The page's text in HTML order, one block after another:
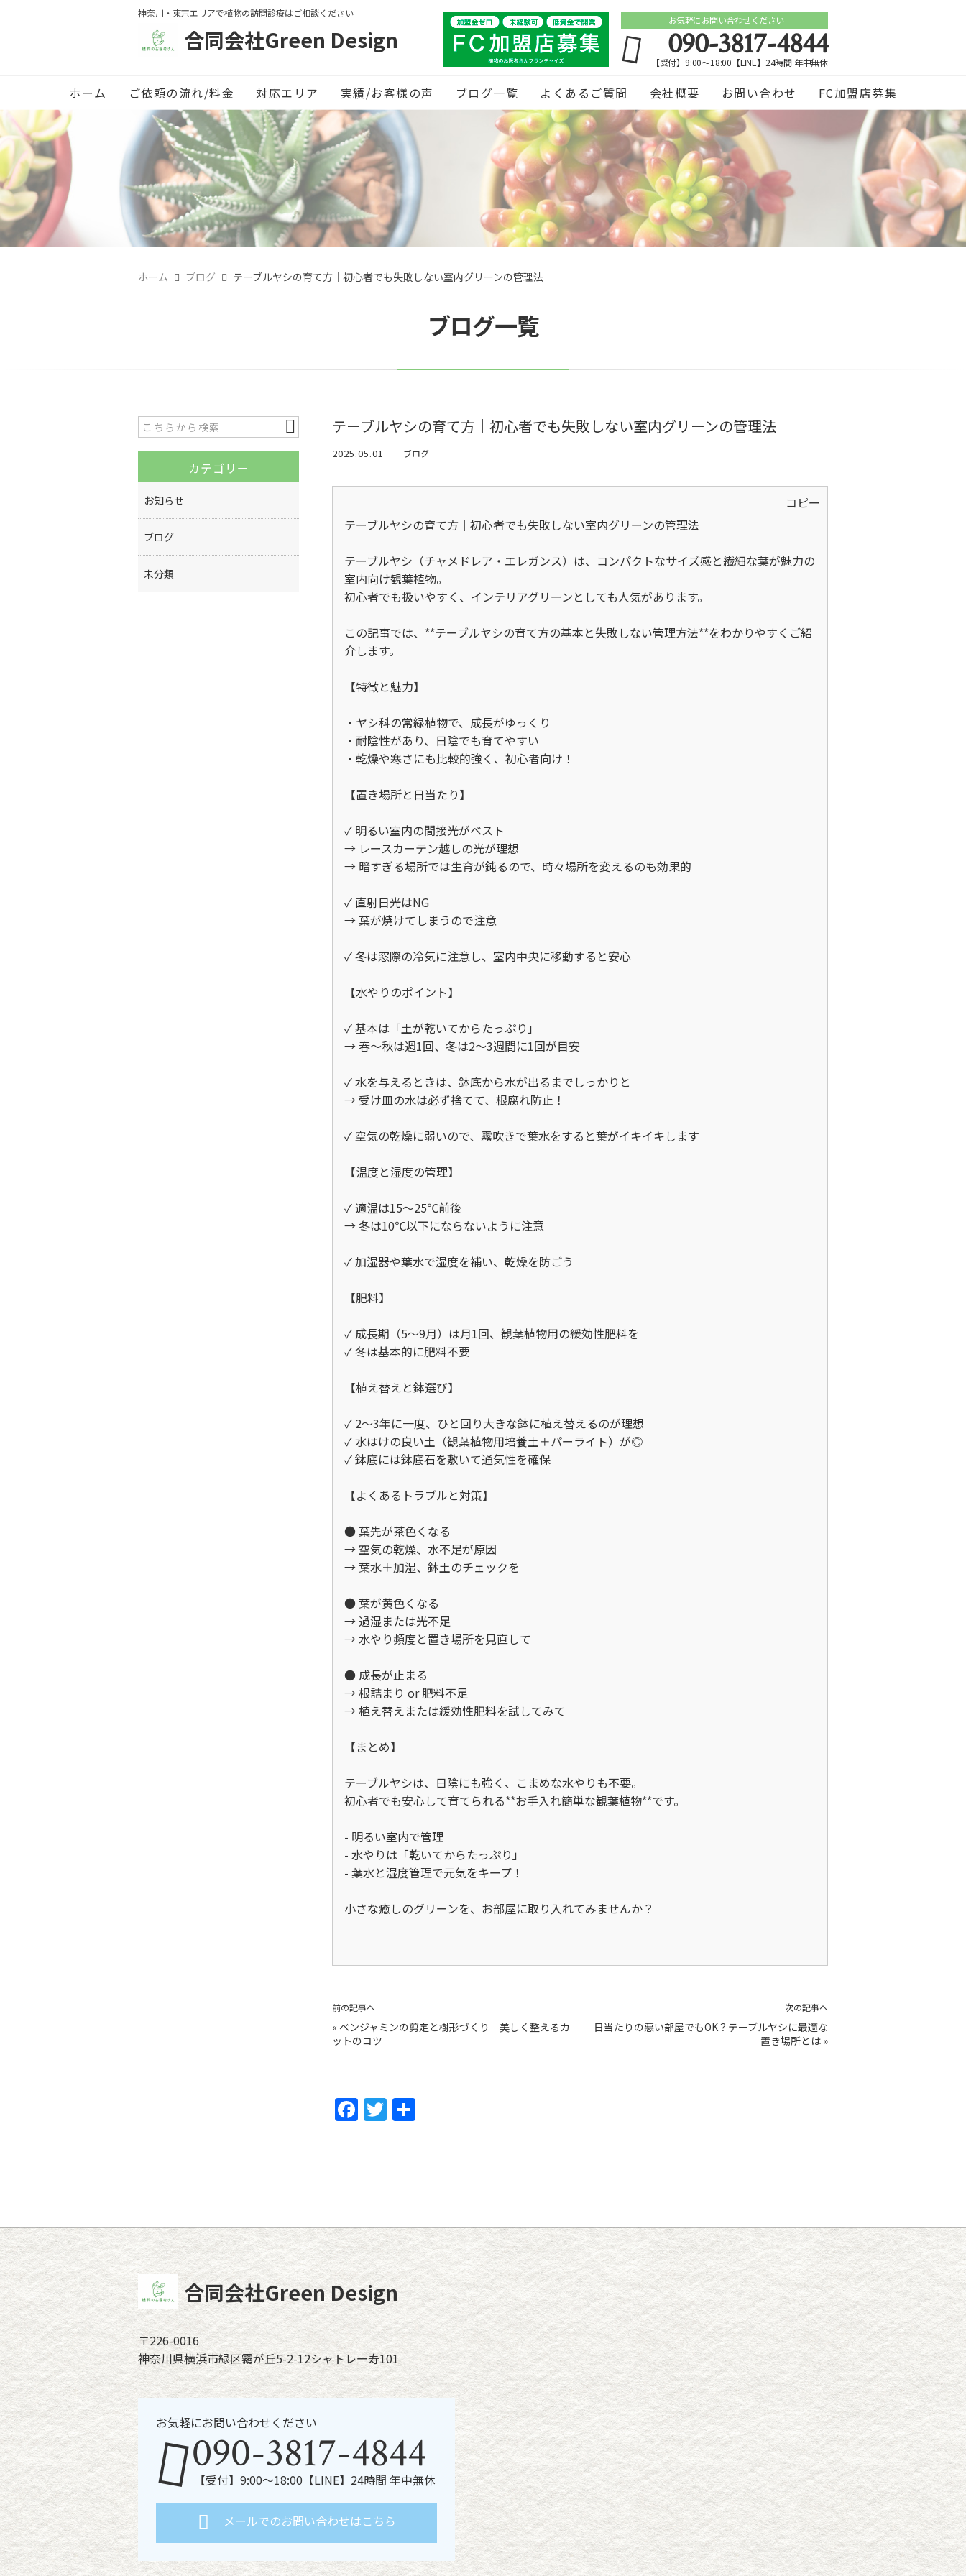
神奈川・東京エリアで植物の訪問診療はご相談ください
合同会社Green Design
お気軽にお問い合わせください
090-3817-4844
【受付】9:00～18:00【LINE】24時間 年中無休
ホーム ご依頼の流れ/料金 対応エリア 実績/お客様の声 ブログ一覧 よくあるご質問 会社概要 お問い合わせ FC加盟店募集
ホーム ブログ テーブルヤシの育て方｜初心者でも失敗しない室内グリーンの管理法
ブログ一覧
テーブルヤシの育て方｜初心者でも失敗しない室内グリーンの管理法
2025.05.01 ブログ
コピー
テーブルヤシの育て方｜初心者でも失敗しない室内グリーンの管理法
テーブルヤシ（チャメドレア・エレガンス）は、コンパクトなサイズ感と繊細な葉が魅力の
室内向け観葉植物。
初心者でも扱いやすく、インテリアグリーンとしても人気があります。
この記事では、**テーブルヤシの育て方の基本と失敗しない管理方法**をわかりやすくご紹
介します。
【特徴と魅力】
・ヤシ科の常緑植物で、成長がゆっくり
・耐陰性があり、日陰でも育てやすい
・乾燥や寒さにも比較的強く、初心者向け！
【置き場所と日当たり】
✓ 明るい室内の間接光がベスト
→ レースカーテン越しの光が理想
→ 暗すぎる場所では生育が鈍るので、時々場所を変えるのも効果的
✓ 直射日光はNG
→ 葉が焼けてしまうので注意
✓ 冬は窓際の冷気に注意し、室内中央に移動すると安心
【水やりのポイント】
✓ 基本は「土が乾いてからたっぷり」
→ 春〜秋は週1回、冬は2〜3週間に1回が目安
✓ 水を与えるときは、鉢底から水が出るまでしっかりと
→ 受け皿の水は必ず捨てて、根腐れ防止！
✓ 空気の乾燥に弱いので、霧吹きで葉水をすると葉がイキイキします
【温度と湿度の管理】
✓ 適温は15〜25℃前後
→ 冬は10℃以下にならないように注意
✓ 加湿器や葉水で湿度を補い、乾燥を防ごう
【肥料】
✓ 成長期（5〜9月）は月1回、観葉植物用の緩効性肥料を
✓ 冬は基本的に肥料不要
【植え替えと鉢選び】
✓ 2〜3年に一度、ひと回り大きな鉢に植え替えるのが理想
✓ 水はけの良い土（観葉植物用培養土＋パーライト）が◎
✓ 鉢底には鉢底石を敷いて通気性を確保
【よくあるトラブルと対策】
● 葉先が茶色くなる
→ 空気の乾燥、水不足が原因
→ 葉水＋加湿、鉢土のチェックを
● 葉が黄色くなる
→ 過湿または光不足
→ 水やり頻度と置き場所を見直して
● 成長が止まる
→ 根詰まり or 肥料不足
→ 植え替えまたは緩効性肥料を試してみて
【まとめ】
テーブルヤシは、日陰にも強く、こまめな水やりも不要。
初心者でも安心して育てられる**お手入れ簡単な観葉植物**です。
- 明るい室内で管理
- 水やりは「乾いてからたっぷり」
- 葉水と湿度管理で元気をキープ！
小さな癒しのグリーンを、お部屋に取り入れてみませんか？
前の記事へ
« ベンジャミンの剪定と樹形づくり｜美しく整えるカ
ットのコツ
次の記事へ
日当たりの悪い部屋でもOK？テーブルヤシに最適な
置き場所とは »
F
o
o
k
T
カテゴリー
お知らせ
ブログ
未分類
合同会社Green Design
〒226-0016
神奈川県横浜市緑区霧が丘5-2-12シャトレー寿101
お気軽にお問い合わせください
090-3817-4844
【受付】9:00～18:00【LINE】24時間 年中無休
メールでのお問い合わせはこちら